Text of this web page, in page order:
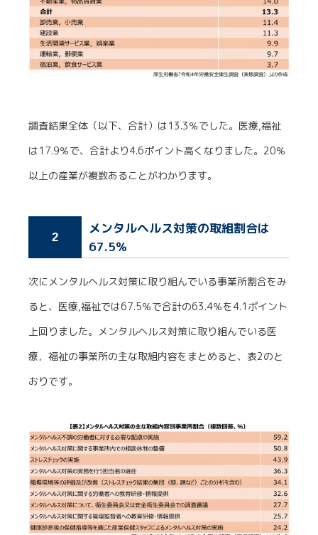
調査結果全体（以下、合計）は13.3％でした。医療,福祉
は17.9％で、合計より4.6ポイント高くなりました。20％
以上の産業が複数あることがわかります。
2
メンタルヘルス対策の取組割合は
67.5％
次にメンタルヘルス対策に取り組んでいる事業所割合をみ
ると、医療,福祉では67.5％で合計の63.4％を4.1ポイント
上回りました。メンタルヘルス対策に取り組んでいる医
療，福祉の事業所の主な取組内容をまとめると、表2のと
おりです。